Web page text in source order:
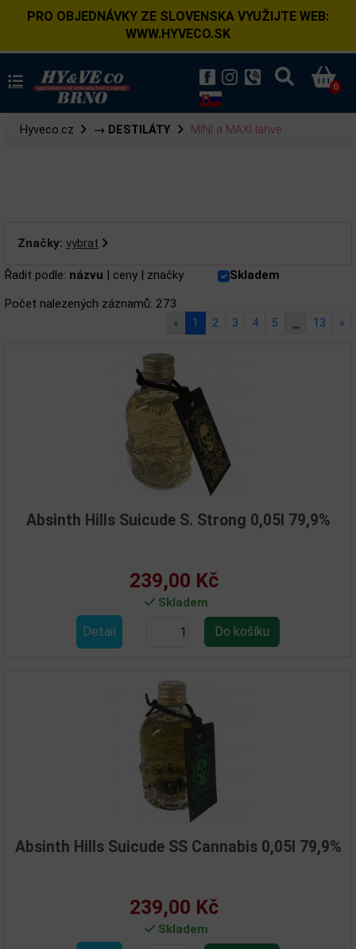
PRO OBJEDNÁVKY ZE SLOVENSKA VYUŽIJTE WEB:
WWW.HYVECO.SK
0
Hyveco.cz → DESTILÁTY MINI a MAXI lahve
Značky: vybrat
Řadit podle: názvu | ceny | značky
Skladem
Počet nalezených záznamů: 273
« 1 2 3 4 5 13 »
Absinth Hills Suicude S. Strong 0,05l 79,9%
239,00 Kč
Skladem
Detail
Absinth Hills Suicude SS Cannabis 0,05l 79,9%
239,00 Kč
Skladem